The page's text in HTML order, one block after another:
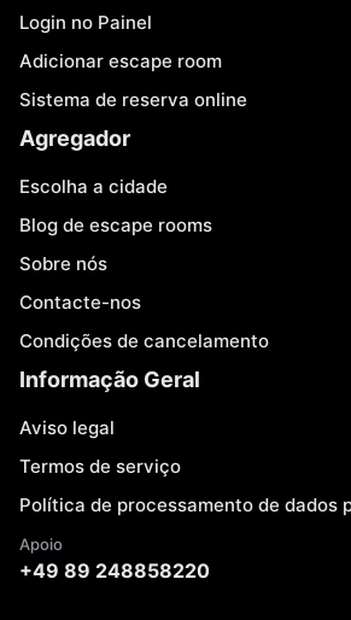
Login no Painel
Adicionar escape room
Sistema de reserva online
Agregador
Escolha a cidade
Blog de escape rooms
Sobre nós
Contacte-nos
Condições de cancelamento
Informação Geral
Aviso legal
Termos de serviço
Política de processamento de dados
Apoio
+49 89 248858220